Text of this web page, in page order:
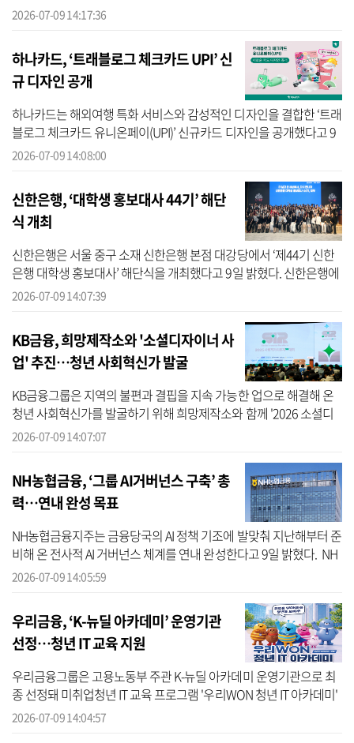
자동차 유럽 법인간 PoC를 진행한다고 9일 밝혔다. 현대카드에 따르
2026-07-09 14:17:36
하나카드, ‘트래블로그 체크카드 UPI’ 신
규 디자인 공개
하나카드는 해외여행 특화 서비스와 감성적인 디자인을 결합한 ‘트래
블로그 체크카드 유니온페이(UPI)’ 신규카드 디자인을 공개했다고 9
일 밝혔다. 하나카드에 따르면 이번 신규 디자인은 캐릭터와 감성 디
2026-07-09 14:08:00
신한은행, ‘대학생 홍보대사 44기’ 해단
식 개최
신한은행은 서울 중구 소재 신한은행 본점 대강당에서 ‘제44기 신한
은행 대학생 홍보대사’ 해단식을 개최했다고 9일 밝혔다. 신한은행에
따르면 이번 해단식은 2026년 상반기 동안 진행된 ‘제44기 신한은행
2026-07-09 14:07:39
KB금융, 희망제작소와 '소셜디자이너 사
업' 추진…청년 사회혁신가 발굴
KB금융그룹은 지역의 불편과 결핍을 지속 가능한 업으로 해결해 온
청년 사회혁신가를 발굴하기 위해 희망제작소와 함께 '2026 소셜디
자이너 사업'을 공동 추진한다고 밝혔다. KB금융에 따르면 이번 사업
2026-07-09 14:07:07
NH농협금융, ‘그룹 AI거버넌스 구축’ 총
력…연내 완성 목표
NH농협금융지주는 금융당국의 AI 정책 기조에 발맞춰 지난해부터 준
비해 온 전사적 AI 거버넌스 체계를 연내 완성한다고 9일 밝혔다. NH
농협금융에 따르면 올해 1월 인공지능 발전과 신뢰 기반 조성 등에 관
2026-07-09 14:05:59
우리금융, ‘K-뉴딜 아카데미’ 운영기관
선정…청년 IT 교육 지원
우리금융그룹은 고용노동부 주관 K-뉴딜 아카데미 운영기관으로 최
종 선정돼 미취업청년 IT 교육 프로그램 '우리WON 청년 IT 아카데미'
교육생을 오는 2일까지 모집한다고 9일 밝혔다. 우리금융에 따르면
2026-07-09 14:04:57